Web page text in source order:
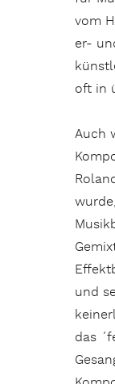
vom
er-
oft in
Auch
und
das